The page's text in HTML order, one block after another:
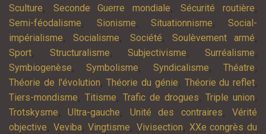
Sculture, Seconde Guerre mondiale,Sécurité routière,
Semi-féodalisme, Sionisme,Situationnisme,Social-
impérialisme,Socialisme, Société, Soulèvement armé,
Sport, Structuralisme,Subjectivisme,Surréalisme,
Symbiogenèse,Symbolisme, Syndicalisme,Théatre,
Théorie de l'évolution,Théorie du génie, Théorie du reflet,
Tiers-mondisme, Titisme,Trafic de drogues,Triple union,
Trotskysme,Ultra-gauche, Unité des contraires,Vérité
objective, Veviba,Vingtisme,Vivisection, XXe congrès du